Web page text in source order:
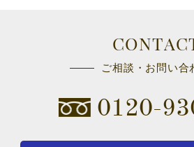
ご相談・お問い合
0120-